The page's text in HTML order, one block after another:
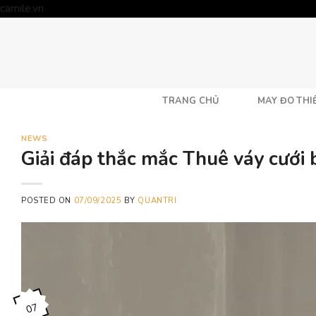
camile.vn
TRANG CHỦ MAY ĐO
NEWS
Giải đáp thắc mắc Thuê váy
POSTED ON 07/09/2025 BY QUANTRI
07